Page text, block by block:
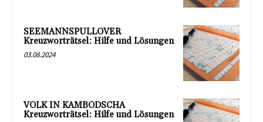
SEEMANNSPULLOVER
Kreuzworträtsel: Hilfe und Lösungen
03.08.2024
VOLK IN KAMBODSCHA
Kreuzworträtsel: Hilfe und Lösungen